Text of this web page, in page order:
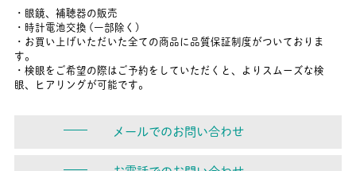
・眼鏡、補聴器の販売
・時計電池交換 (一部除く)
・お買い上げいただいた全ての商品に品質保証制度がついておりま
す。
・検眼をご希望の際はご予約をしていただくと、よりスムーズな検
眼、ヒアリングが可能です。
メールでのお問い合わせ